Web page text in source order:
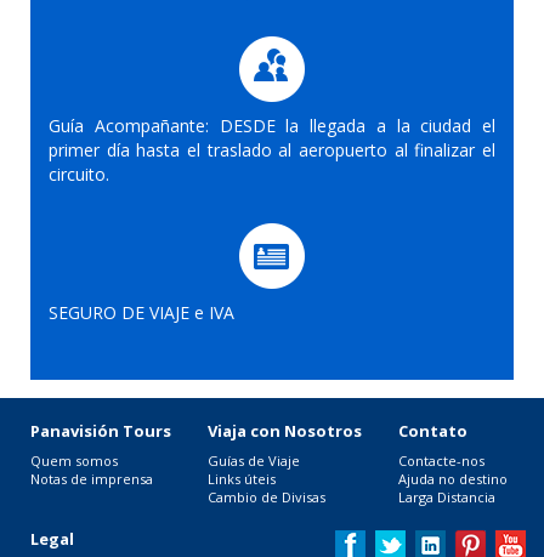
Guía Acompañante: DESDE la llegada a la ciudad el
primer día hasta el traslado al aeropuerto al finalizar el
circuito.
SEGURO DE VIAJE e IVA
Panavisión Tours
Quem somos
Notas de imprensa
Viaja con Nosotros
Guías de Viaje
Links úteis
Cambio de Divisas
Contato
Contacte-nos
Ajuda no destino
Larga Distancia
Legal